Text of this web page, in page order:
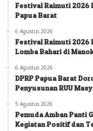
Festival Raimuti 2026
Papua Barat
6 Agustus 2026
Festival Raimuti 2026
Lomba Bahari di
6 Agustus 2026
DPRP Papua Barat
Penyusunan RUU
5 Agustus 2026
Pemuda Amban Panti
Kegiatan Positif dan